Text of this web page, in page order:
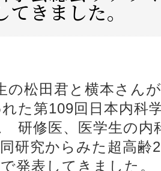
きました。
の松田君と横本さん
た第109回日本内科
研修医、医学生の内
研究からみた超高齢
発表してきました。